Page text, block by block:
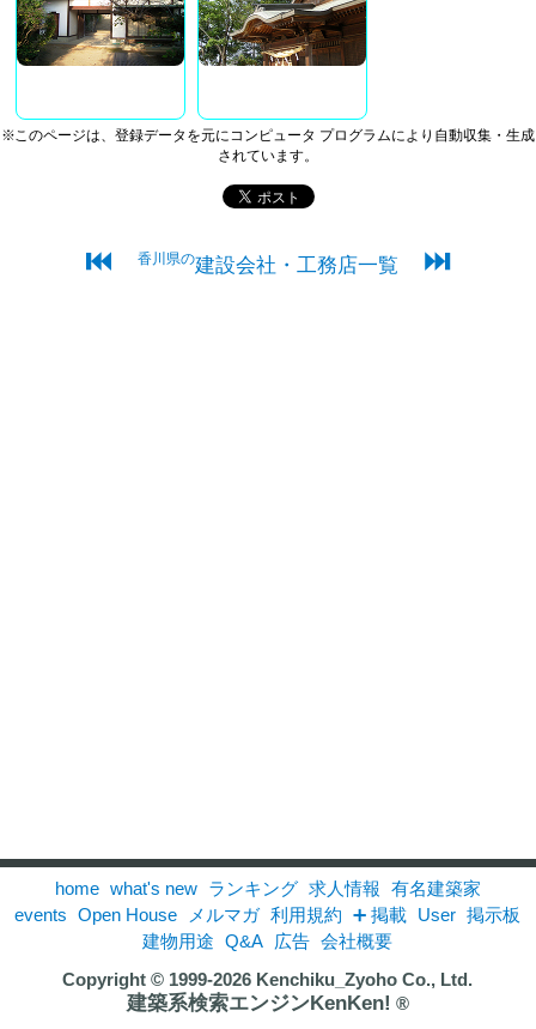
※このページは、登録データを元にコンピュータ プログラムにより自動収集・生成
されています。
⏮ 香川県の建設会社・工務店一覧 ⏭
home what's new ランキング 求人情報 有名建築家
events
Open House メルマガ 利用規約 ➕ 掲載 User 掲示板
建物用途
Q&A 広告 会社概要
Copyright © 1999-2026 Kenchiku_Zyoho Co., Ltd.
建築系検索エンジンKenKen! ®